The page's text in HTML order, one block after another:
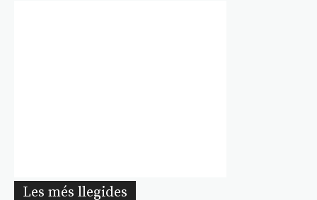
Les més llegides